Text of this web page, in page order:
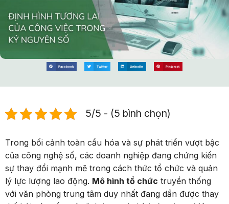
Facebook Twitter LinkedIn Pinterest
5/5 - (5 bình chọn)
Trong bối cảnh toàn cầu hóa và sự phát triển vượt bậc
của công nghệ số, các doanh nghiệp đang chứng kiến
sự thay đổi mạnh mẽ trong cách thức tổ chức và quản
lý lực lượng lao động. Mô hình tổ chức truyền thống
với văn phòng trung tâm duy nhất đang dần được thay